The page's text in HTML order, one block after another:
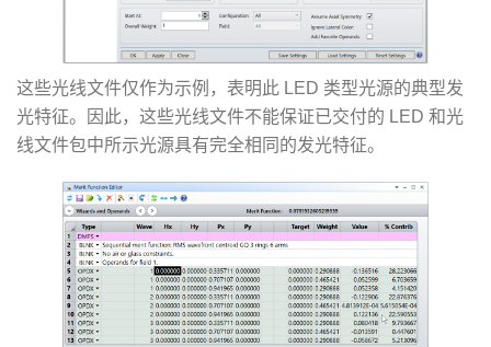
这些光线文件仅作为示例，表明此 LED 类型光源的典型发
光特征。因此，这些光线文件不能保证已交付的 LED 和光
线文件包中所示光源具有完全相同的发光特征。